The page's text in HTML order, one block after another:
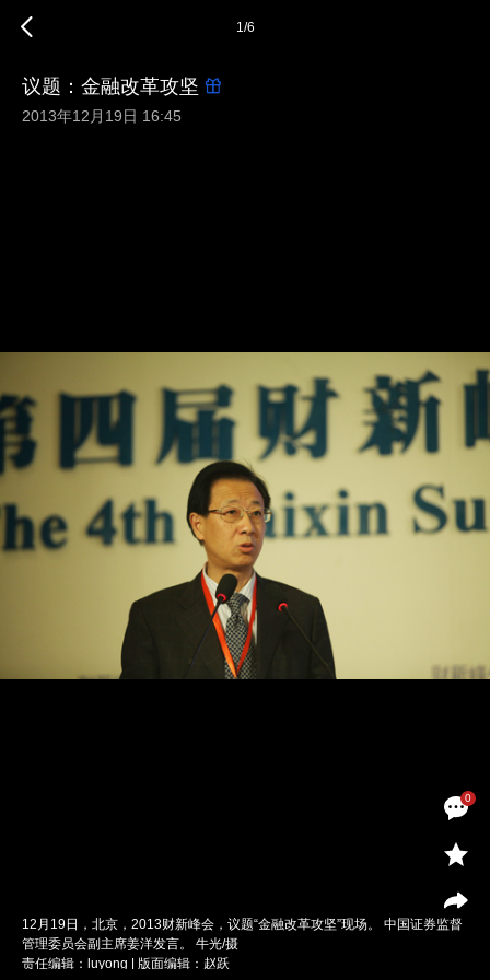
0
1/6
议题：金融改革攻坚
2013年12月19日 16:45
12月19日，北京，2013财新峰会，议题“金融改革攻坚”现场。 中国证券监督
管理委员会副主席姜洋发言。 牛光/摄
责任编辑：luyong | 版面编辑：赵跃